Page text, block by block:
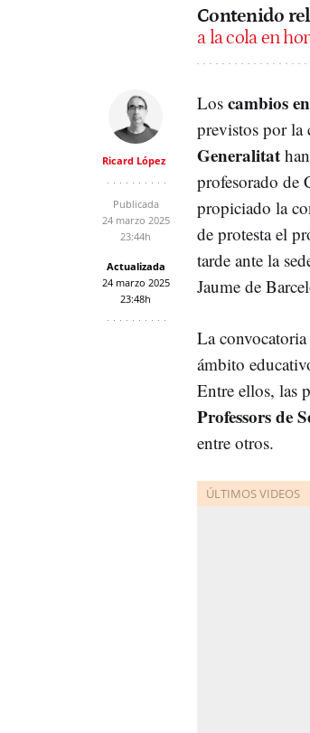
Contenido
a la cola en
Ricard López
Publicada
24 marzo 2025
23:44h
Actualizada
24 marzo 2025
23:48h
Los cambios
previstos por la
Generalitat
profesorado de
propiciado la
de protesta el
tarde ante la
Jaume de
La
ámbito
Entre ellos, las
Professors de
entre otros.